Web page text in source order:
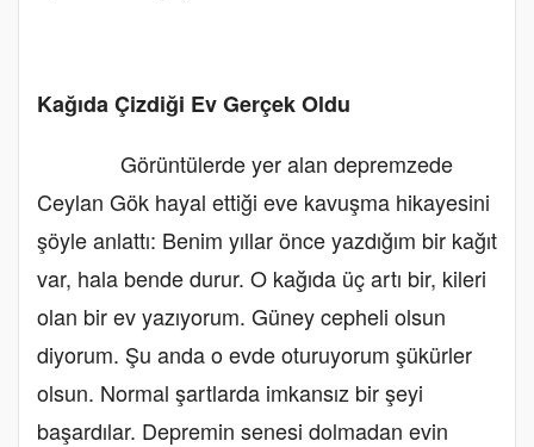
Kağıda Çizdiği Ev Gerçek Oldu
Görüntülerde yer alan depremzede
Ceylan Gök hayal ettiği eve kavuşma hikayesini
şöyle anlattı: Benim yıllar önce yazdığım bir kağıt
var, hala bende durur. O kağıda üç artı bir, kileri
olan bir ev yazıyorum. Güney cepheli olsun
diyorum. Şu anda o evde oturuyorum şükürler
olsun. Normal şartlarda imkansız bir şeyi
başardılar. Depremin senesi dolmadan evin